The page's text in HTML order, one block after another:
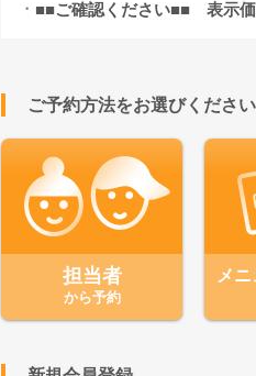
■■ご確認ください■■ 表示価
【新サービス導入】マイクロバブ
通常1回3,300円 → ご来店時に何
施術料金＋
ご予約方法をお選びください
担当者
から予約
メ